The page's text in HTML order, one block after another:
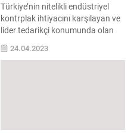
Türkiye’nin nitelikli endüstriyel
kontrplak ihtiyacını karşılayan ve
lider tedarikçi konumunda olan
Baba Yapı 26-29 Nisan tarihleri
arasında Tüyap’da gerçekleşecek
24.04.2023